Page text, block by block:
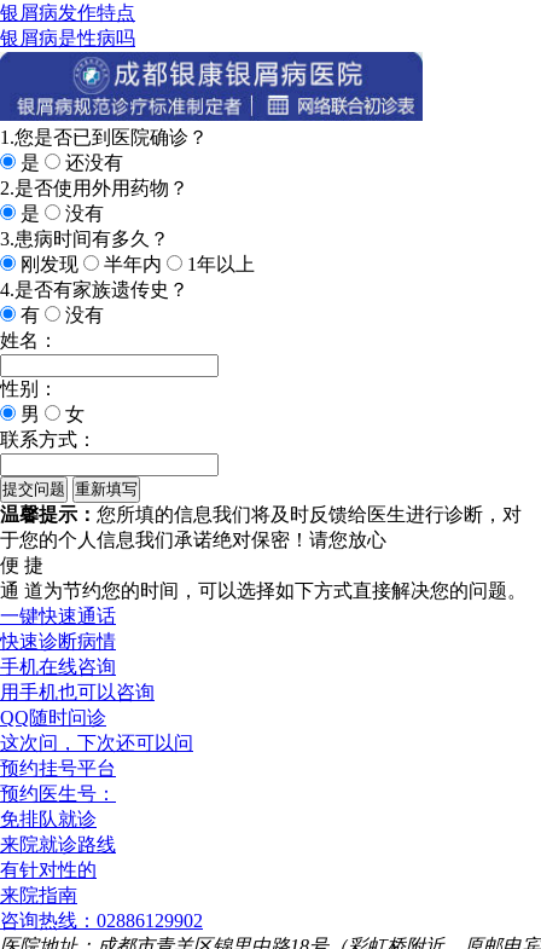
银屑病发作特点
银屑病是性病吗
1.您是否已到医院确诊？
是
还没有
2.是否使用外用药物？
是
没有
3.患病时间有多久？
刚发现
半年内
1年以上
4.是否有家族遗传史？
有
没有
姓名：
性别：
男
女
联系方式：
温馨提示： 您所填的信息我们将及时反馈给医生进行诊断，对
于您的个人信息我们承诺绝对保密！请您放心
便 捷
通 道为节约您的时间，可以选择如下方式直接解决您的问题。
一键快速通话
快速诊断病情
手机在线咨询
用手机也可以咨询
QQ随时问诊
这次问，下次还可以问
预约挂号平台
预约医生号：
免排队就诊
来院就诊路线
有针对性的
来院指南
咨询热线：02886129902